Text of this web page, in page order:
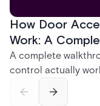
How Door
Work: A
A complete
control actually
and software